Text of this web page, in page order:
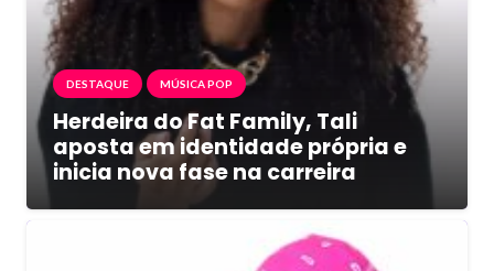
DESTAQUE MÚSICA POP
Herdeira do Fat Family, Tali
aposta em identidade própria e
inicia nova fase na carreira